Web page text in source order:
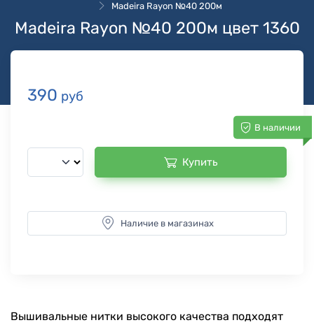
Madeira Rayon №40 200м
Madeira Rayon №40 200м цвет 1360
390 руб
В наличии
Купить
Наличие в магазинах
Вышивальные нитки высокого качества подходят